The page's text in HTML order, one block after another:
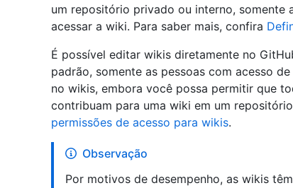
um repositório privado ou interno, somente
acessar a wiki. Para saber mais, confira
É possível editar wikis diretamente no
padrão, somente as pessoas com acesso
no wikis, embora você possa permitir que
contribuam para uma wiki em um
permissões de acesso para wikis.
Observação
Por motivos de desempenho, as wikis